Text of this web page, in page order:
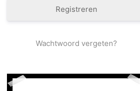
Registreren
Wachtwoord vergeten?